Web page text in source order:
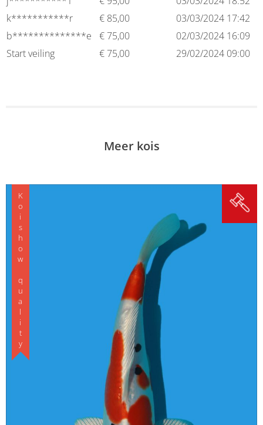
k***********r
€ 85,00
03/03/2024 17:42
b**************e
€ 75,00
02/03/2024 16:09
Start veiling
€ 75,00 29/02/2024 09:00
Meer kois
Koishow quality